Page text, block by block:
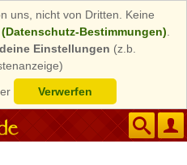
uns, nicht von Dritten. Keine
(Datenschutz-Bestimmungen)
deine Einstellungen (z.b.
Verwerfen